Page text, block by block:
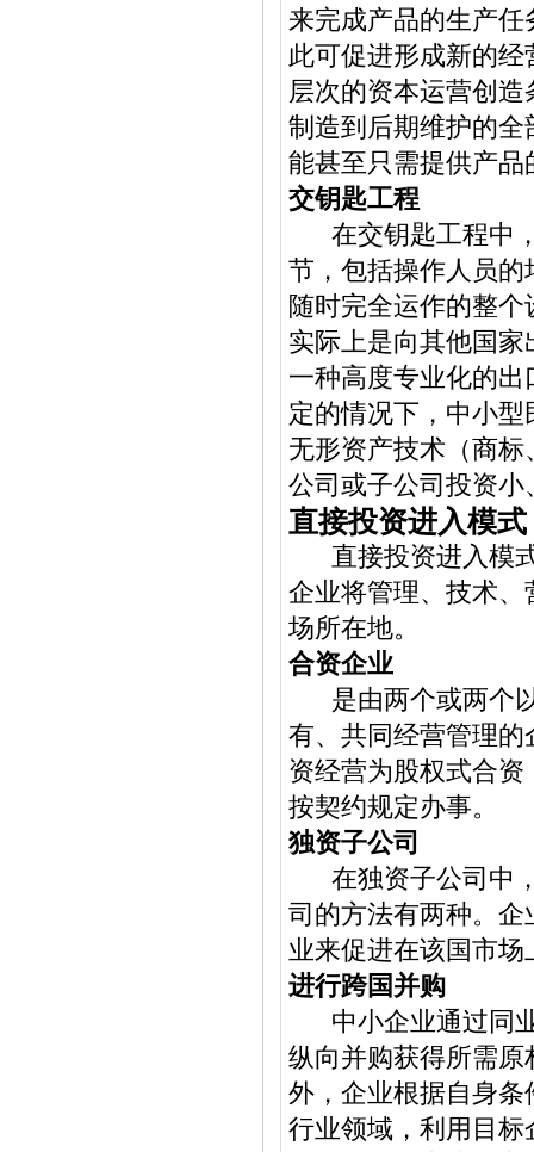
来完成产品的生产
此可促进形成新的
层次的资本运营创
制造到后期维护的
能甚至只需提供产
交钥匙工程
在交钥匙工程中，
节，包括操作人员
随时完全运作的整个
实际上是向其他国
一种高度专业化的
定的情况下，中小
无形资产技术（商
公司或子公司投资
直接投资进入模式
直接投资进入模式
企业将管理、技术
场所在地。
合资企业
是由两个或两个以
有、共同经营管理
资经营为股权式合
按契约规定办事。
独资子公司
在独资子公司中，
司的方法有两种。
业来促进在该国市
进行跨国并购
中小企业通过同业
纵向并购获得所需
外，企业根据自身
行业领域，利用目